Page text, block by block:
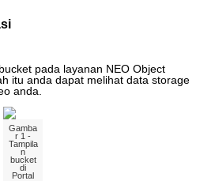
bucket pada layanan NEO Object
itu anda dapat melihat data storage
anda
Gamba
r 1 -
Tampila
n
bucket
di
Portal